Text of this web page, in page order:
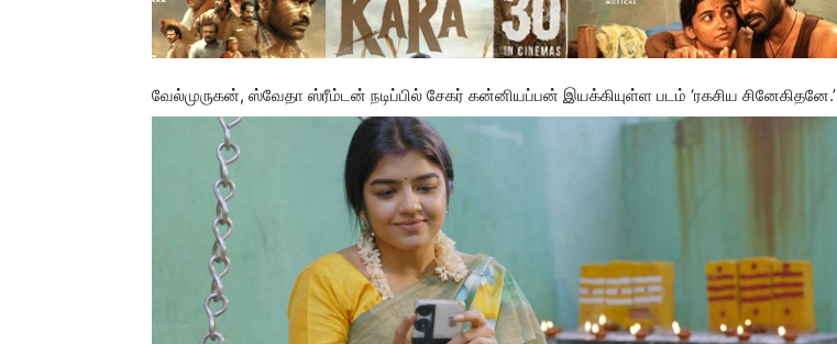
வேல்முருகன், ஸ்வேதா ஸ்ரீம்டன் நடிப்பில் சேகர் கன்னியப்பன் இயக்கியுள்ள படம் ‘ரகசிய சினேகிதனே.’